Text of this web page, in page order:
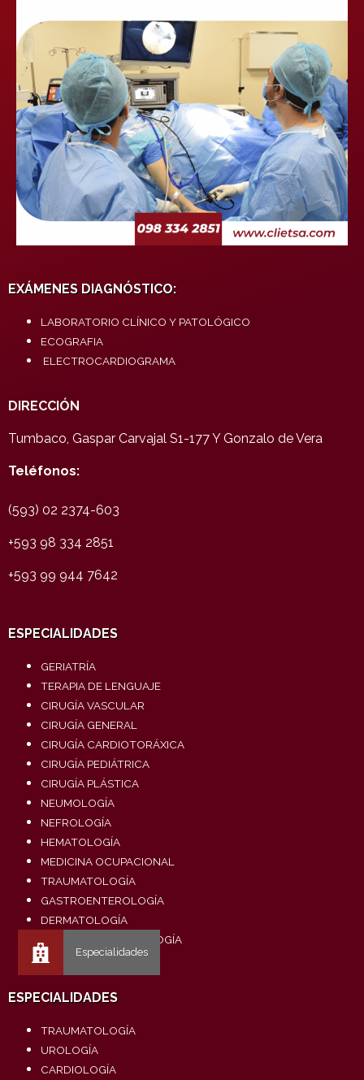
EXÁMENES DIAGNÓSTICO:
LABORATORIO CLÍNICO Y PATOLÓGICO
ECOGRAFIA
ELECTROCARDIOGRAMA
DIRECCIÓN
Tumbaco, Gaspar Carvajal S1-177 Y Gonzalo de Vera
Teléfonos:
(593) 02 2374-603
+593 98 334 2851
+593 99 944 7642
ESPECIALIDADES
GERIATRÍA
TERAPIA DE LENGUAJE
CIRUGÍA VASCULAR
CIRUGÍA GENERAL
CIRUGÍA CARDIOTORÁXICA
CIRUGÍA PEDIÁTRICA
CIRUGÍA PLÁSTICA
NEUMOLOGÍA
NEFROLOGÍA
HEMATOLOGÍA
MEDICINA OCUPACIONAL
TRAUMATOLOGÍA
GASTROENTEROLOGÍA
DERMATOLOGÍA
OTORRINOLARINGOLOGÍA
ESPECIALIDADES
TRAUMATOLOGÍA
UROLOGÍA
CARDIOLOGÍA